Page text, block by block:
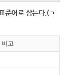
준어로 삼는다.(ㄱ
비고